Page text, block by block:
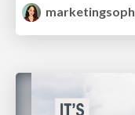
marketingsoph